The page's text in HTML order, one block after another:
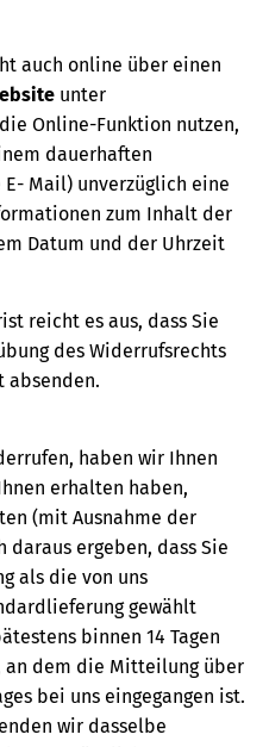
auch online über einen
unter
Online-Funktion nutzen,
dauerhaften
Mail) unverzüglich eine
zum Inhalt der
Datum und der Uhrzeit
reicht es aus, dass Sie
des Widerrufsrechts
absenden.
haben wir Ihnen
erhalten haben,
(mit Ausnahme der
daraus ergeben, dass Sie
als die von uns
gewählt
binnen 14 Tagen
an dem die Mitteilung über
bei uns eingegangen ist.
wir dasselbe